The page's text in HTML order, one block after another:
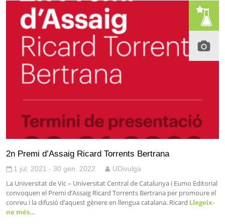
2n Premi d’Assaig Ricard Torrents Bertrana
1 jul. 2021 - 30 gen. 2022 UDivulga
La Universitat de Vic – Universitat Central de Catalunya i Eumo Editorial
convoquen el Premi d’Assaig Ricard Torrents Bertrana per promoure el
conreu i la difusió d’aquest gènere en llengua catalana. Ricard Llegeix-
ne més…